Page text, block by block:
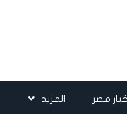
مصر المزيد